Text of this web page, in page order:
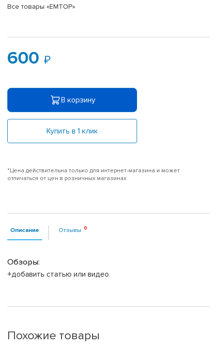
Все товары «EMTOP»
600
В корзину
Купить в 1 клик
*Цена действительна только для интернет-магазина и может
отличаться от цен в розничных магазинах
Описание Отзывы
Обзоры:
+добавить статью или видео
Похожие товары